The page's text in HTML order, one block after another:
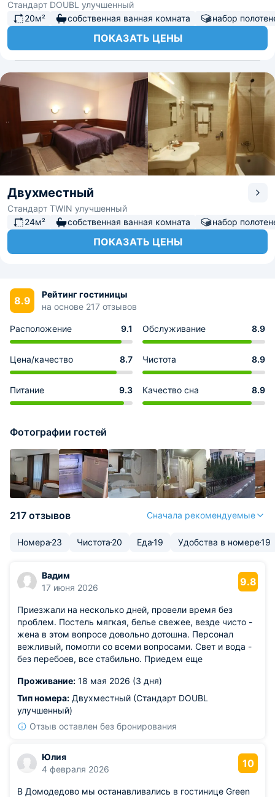
Стандарт DOUBL улучшенный
20м²
собственная ванная комната набор
ПОКАЗАТЬ ЦЕНЫ
Двухместный
Стандарт TWIN улучшенный
24м²
собственная ванная комната набор
ПОКАЗАТЬ ЦЕНЫ
8.9
Рейтинг гостиницы
на основе 217 отзывов
Расположение 9.1 Обслуживание 8.9
Цена/качество 8.7 Чистота 8.9
Питание 9.3 Качество сна 8.9
Фотографии гостей
217 отзывов Сначала рекомендуемые
Номера 23 Чистота 20 Еда19 Удобства в номере19
Вадим
17 июня 2026
9.8
Приезжали на несколько дней, провели время без
проблем. Постель мягкая, белье свежее, везде чисто -
жена в этом вопросе довольно дотошна. Персонал
вежливый, помогли со всеми вопросами. Свет и вода -
без перебоев, все стабильно. Приедем еще
Проживание: 18 мая 2026 (3 дня)
Тип номера: Двухместный (Стандарт DOUBL
улучшенный)
Отзыв оставлен без бронирования
Юлия
4 февраля 2026
10
В Домодедово мы останавливались в гостинице Green